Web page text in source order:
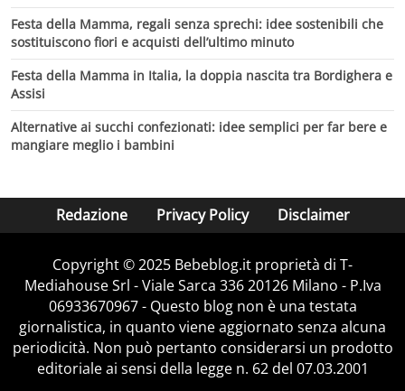
Festa della Mamma, regali senza sprechi: idee sostenibili che
sostituiscono fiori e acquisti dell’ultimo minuto
Festa della Mamma in Italia, la doppia nascita tra Bordighera e
Assisi
Alternative ai succhi confezionati: idee semplici per far bere e
mangiare meglio i bambini
Redazione Privacy Policy Disclaimer
Copyright © 2025 Bebeblog.it proprietà di T-
Mediahouse Srl - Viale Sarca 336 20126 Milano - P.Iva
06933670967 - Questo blog non è una testata
giornalistica, in quanto viene aggiornato senza alcuna
periodicità. Non può pertanto considerarsi un prodotto
editoriale ai sensi della legge n. 62 del 07.03.2001